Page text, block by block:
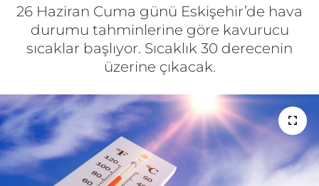
26 Haziran Cuma günü Eskişehir’de hava
durumu tahminlerine göre kavurucu
sıcaklar başlıyor. Sıcaklık 30 derecenin
üzerine çıkacak.
SAĞLIK
EĞİTİM
MAGAZİN
ESKİŞEHİRSPOR
Haber Arşivi